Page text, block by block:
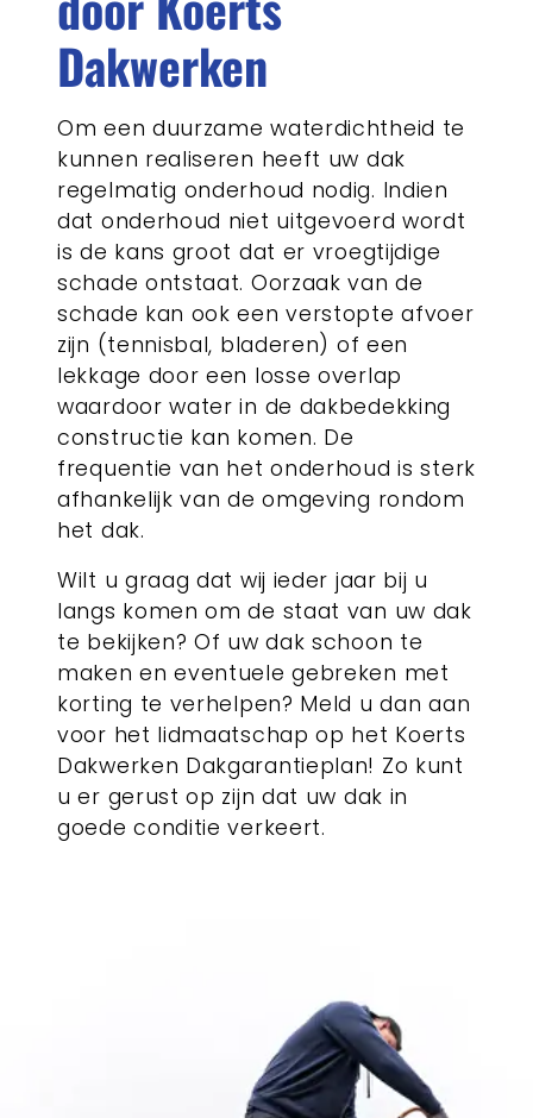
Dakwerken
Om een duurzame waterdichtheid te
kunnen realiseren heeft uw dak
regelmatig onderhoud nodig. Indien
dat onderhoud niet uitgevoerd wordt
is de kans groot dat er vroegtijdige
schade ontstaat. Oorzaak van de
schade kan ook een verstopte afvoer
zijn (tennisbal, bladeren) of een
lekkage door een losse overlap
waardoor water in de dakbedekking
constructie kan komen. De
frequentie van het onderhoud is sterk
afhankelijk van de omgeving rondom
het dak.
Wilt u graag dat wij ieder jaar bij u
langs komen om de staat van uw dak
te bekijken? Of uw dak schoon te
maken en eventuele gebreken met
korting te verhelpen? Meld u dan aan
voor het lidmaatschap op het Koerts
Dakwerken Dakgarantieplan! Zo kunt
u er gerust op zijn dat uw dak in
goede conditie verkeert.